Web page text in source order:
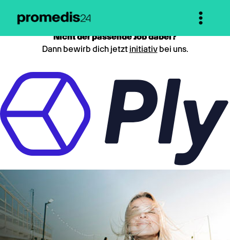
Nicht der passende Job dabei?
Dann bewirb dich jetzt initiativbei uns.